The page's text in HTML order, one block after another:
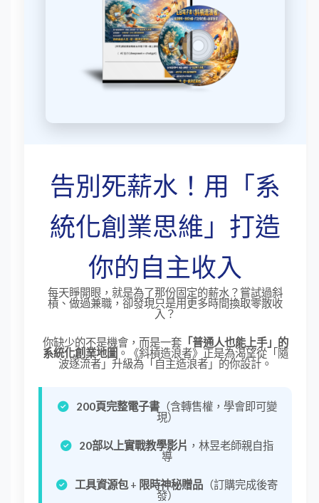
告別死薪水！用「系
統化創業思維」打造
你的自主收入
每天睜開眼，就是為了那份固定的薪水？嘗試過斜
槓、做過兼職，卻發現只是用更多時間換取零散收
入？
你缺少的不是機會，而是一套「普通人也能上手」的
系統化創業地圖 。《斜槓造浪者》正是為渴望從「隨
波逐流者」升級為「自主造浪者」的你設計。
200頁完整電子書（含轉售權，學會即可變
現）
20部以上實戰教學影片 ，林昱老師親自指
導
工具資源包+ 限時神秘贈品 （訂購完成後寄
發）